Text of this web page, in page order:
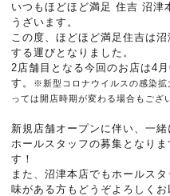
いつもほどほど満足 住吉 沼津
うざいます。
この度、ほどほど満足住吉は
する運びとなりました。
2店舗目となる今回のお店は4
す。
※新型コロナウイルスの感染拡
っては開店時期が変わる場合もござ
新規店舗オープンに伴い、一
ホールスタッフの募集となり
す！
また、沼津本店でもホールス
味がある方もどうぞよろしくお